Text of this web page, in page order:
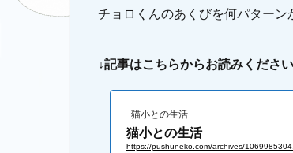
チョロくんのあくびを何パターン
↓記事はこちらからお読みください
猫小との生活
猫小との生活
https://pushuneko.com/archives/